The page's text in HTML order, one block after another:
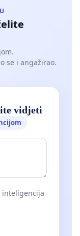
se i angažirao.
vidjeti
inteligencija